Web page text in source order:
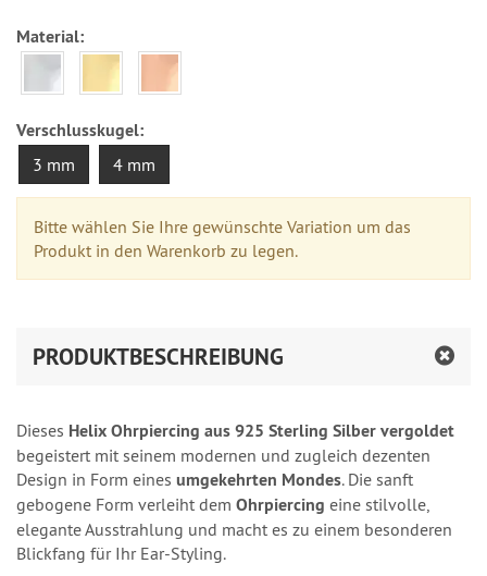
Material:
Verschlusskugel:
3 mm 4 mm
Bitte wählen Sie Ihre gewünschte Variation um das
Produkt in den Warenkorb zu legen.
PRODUKTBESCHREIBUNG
Dieses Helix Ohrpiercing aus 925 Sterling Silber vergoldet
begeistert mit seinem modernen und zugleich dezenten
Design in Form eines umgekehrten Mondes. Die sanft
gebogene Form verleiht dem Ohrpiercing eine stilvolle,
elegante Ausstrahlung und macht es zu einem besonderen
Blickfang für Ihr Ear-Styling.